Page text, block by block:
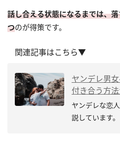
話し合える状態になるまでは、
つのが得策です。
関連記事はこちら▼
ヤンデレ男
付き合う方
ヤンデレな恋
説しています。